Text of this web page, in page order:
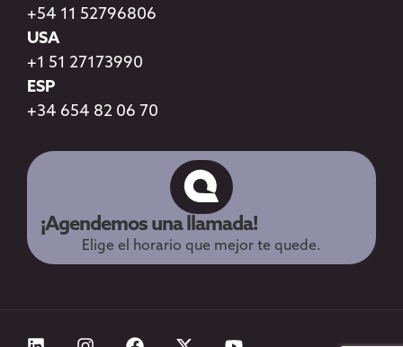
+54 11 52796806
USA
+1 51 27173990
ESP
+34 654 82 06 70
¡Agendemos una llamada!
Elige el horario que mejor te quede.